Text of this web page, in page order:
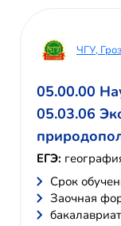
ЧГУ,
05.00.00
05.03.06
ЕГЭ:
Cрок
Заочная